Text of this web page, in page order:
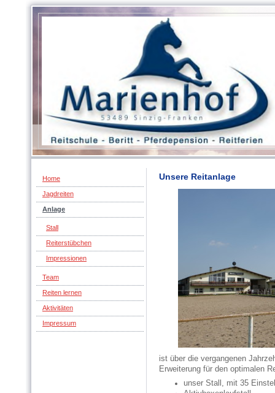
Home
Jagdreiten
Anlage
Stall
Reiterstübchen
Impressionen
Team
Reiten lernen
Aktivitäten
Impressum
Unsere Reitanlage
ist über die vergangenen
Erweiterung für den optimalen
unser Stall, mit 35